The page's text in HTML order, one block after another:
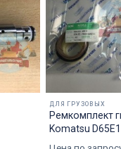
размера и с
защиты.
компании готовы
по оформлению
Азии и ЕС.ДЛЯ ГРУЗОВЫХ
Ремкомплект
Komatsu